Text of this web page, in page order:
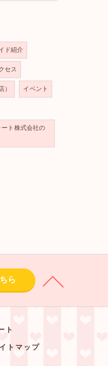
ド紹介
セス
イベント
ト株式会社の
ら
ト
トマップ